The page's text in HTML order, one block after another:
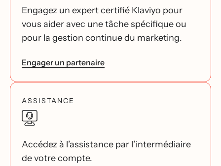
Engagez un expert certifié Klaviyo pour
vous aider avec une tâche spécifique ou
pour la gestion continue du marketing.
Engager un partenaire
ASSISTANCE
Accédez à l’assistance par l’intermédiaire
de votre compte.